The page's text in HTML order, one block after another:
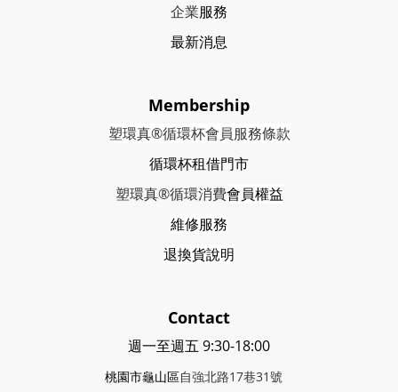
企業服務
最新消息
Membership
塑環真®循環杯會員服務條款
循環杯租借門市
塑環真®循環消費會員權益
維修服務
退換貨說明
Contact
週一至週五 9:30-18:00
桃園市龜山區自強北路17巷31號